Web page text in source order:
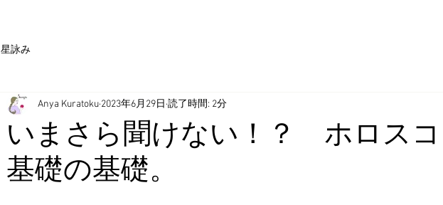
星詠み
いまさら聞けない！？ ホロス
基礎の基礎。
Anya Kuratoku 2023年6月29日 読了時間: 2分